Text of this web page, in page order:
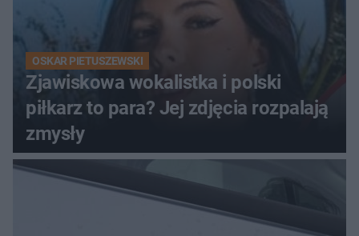
OSKAR PIETUSZEWSKI
Zjawiskowa wokalistka i polski
piłkarz to para? Jej zdjęcia rozpalają
zmysły